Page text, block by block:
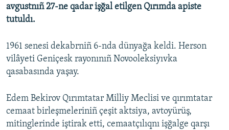
avgustnıñ 27-ne qadar işğal etilgen Qırımda apiste
tutuldı.
1961 senesi dekabrniñ 6-nda dünyağa keldi. Herson
vilâyeti Geniçesk rayonınıñ Novooleksiyıvka
qasabasında yaşay.
Edem Bekirov Qırımtatar Milliy Meclisi ve qırımtatar
cemaat birleşmeleriniñ çeşit aktsiya, avtoyürüş,
mitinglerinde iştirak etti, cemaatçılıqnı işğalge qarşı